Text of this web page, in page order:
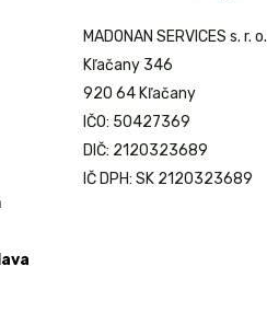
MADONAN SERVICES s. r. o.
Kľačany 346
920 64 Kľačany
IČO: 50427369
DIČ: 2120323689
IČ DPH: SK 2120323689